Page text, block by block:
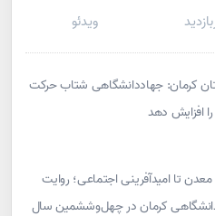
ویدئو
کرمان: جهاددانشگاهی شتاب حرکت
افزایش دهد
تا امیدآفرینی اجتماعی؛ روایت
کرمان در چهل‌وششمین سال